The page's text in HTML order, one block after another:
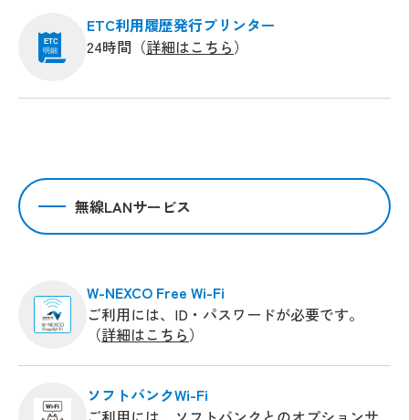
ETC
明細
ETC利用履歴発行プリンター
24時間（詳細はこちら）
無線LANサービス
W-NEXCO Free Wi-Fi
ご利用には、ID・パスワードが必要です。
（詳細はこちら）
ソフトバンクWi-Fi